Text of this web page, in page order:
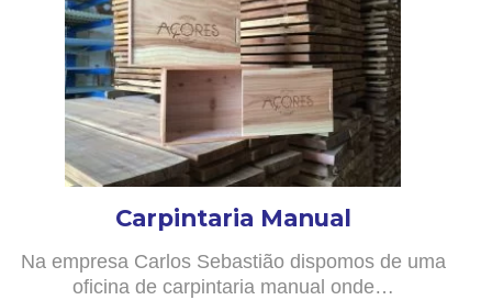
Carpintaria Manual
Na empresa Carlos Sebastião dispomos de uma
oficina de carpintaria manual onde…